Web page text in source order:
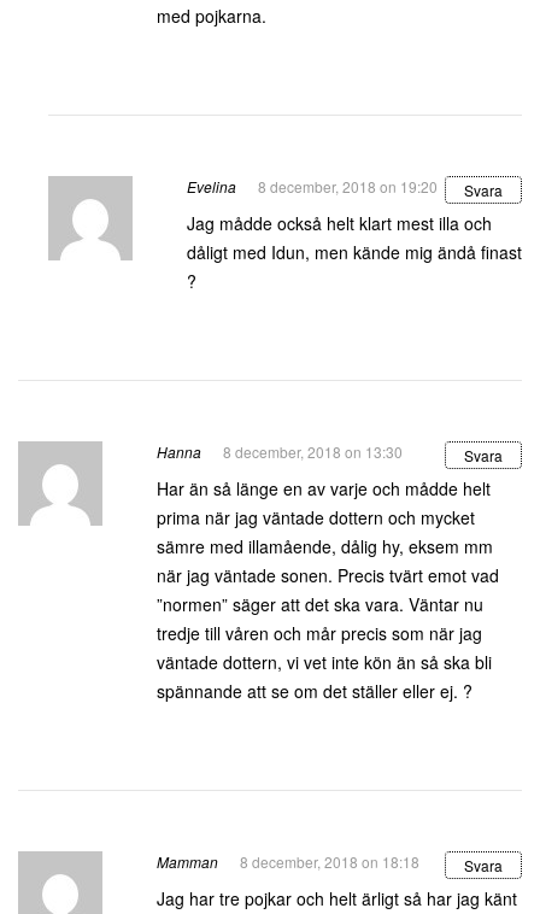
med pojkarna.
Evelina 8 december, 2018 on 19:20 Svara
Jag mådde också helt klart mest illa och
dåligt med Idun, men kände mig ändå finast
?
Hanna 8 december, 2018 on 13:30 Svara
Har än så länge en av varje och mådde helt
prima när jag väntade dottern och mycket
sämre med illamående, dålig hy, eksem mm
när jag väntade sonen. Precis tvärt emot vad
”normen” säger att det ska vara. Väntar nu
tredje till våren och mår precis som när jag
väntade dottern, vi vet inte kön än så ska bli
spännande att se om det ställer eller ej. ?
Mamman 8 december, 2018 on 18:18 Svara
Jag har tre pojkar och helt ärligt så har jag känt